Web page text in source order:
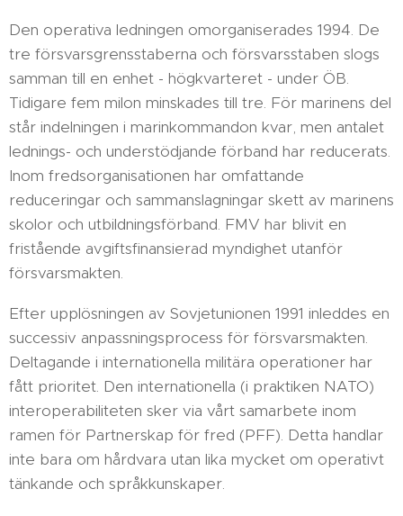
Den operativa ledningen omorganiserades 1994. De
tre försvarsgrensstaberna och försvarsstaben slogs
samman till en enhet - högkvarteret - under ÖB.
Tidigare fem milon minskades till tre. För marinens del
står indelningen i marinkommandon kvar, men antalet
lednings- och understödjande förband har reducerats.
Inom fredsorganisationen har omfattande
reduceringar och sammanslagningar skett av marinens
skolor och utbildningsförband. FMV har blivit en
fristående avgiftsfinansierad myndighet utanför
försvarsmakten.
Efter upplösningen av Sovjetunionen 1991 inleddes en
successiv anpassningsprocess för försvarsmakten.
Deltagande i internationella militära operationer har
fått prioritet. Den internationella (i praktiken NATO)
interoperabiliteten sker via vårt samarbete inom
ramen för Partnerskap för fred (PFF). Detta handlar
inte bara om hårdvara utan lika mycket om operativt
tänkande och språkkunskaper.